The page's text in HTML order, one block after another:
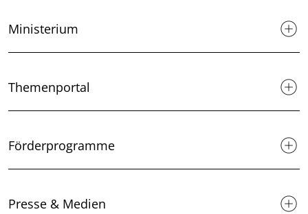
Ministerium
Themenportal
Förderprogramme
Presse & Medien